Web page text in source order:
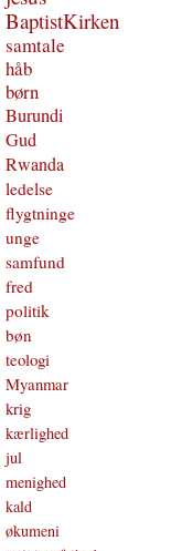
BaptistKirken
samtale
håb
børn
Burundi
Gud
Rwanda
ledelse
flygtninge
unge
samfund
fred
politik
bøn
teologi
Myanmar
krig
kærlighed
jul
menighed
kald
økumeni